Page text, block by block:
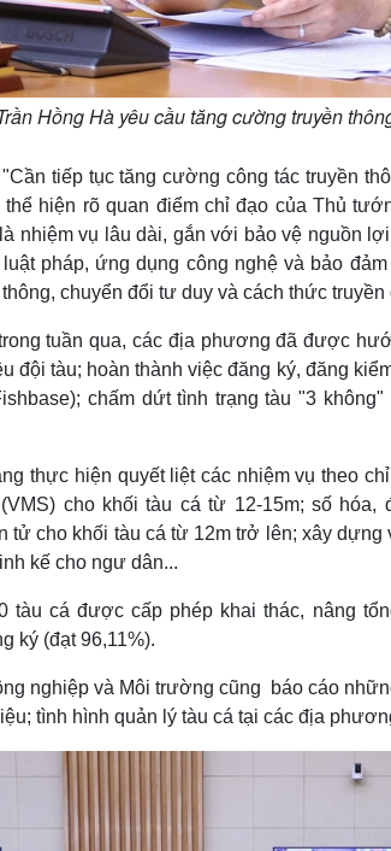
Hồng Hà yêu cầu tăng cường truyền
tiếp tục tăng cường công tác truyền
thể hiện rõ quan điểm chỉ đạo của Thủ
nhiệm vụ lâu dài, gắn với bảo vệ nguồn
pháp, ứng dụng công nghệ và bảo
chuyển đổi tư duy và cách thức
tuần qua, các địa phương đã được
đội tàu; hoàn thành việc đăng ký, đăng
chấm dứt tình trạng tàu "3
thực hiện quyết liệt các nhiệm vụ theo
cho khối tàu cá từ 12-15m; số
tử cho khối tàu cá từ 12m trở lên; xây
kế cho ngư dân...
tàu cá được cấp phép khai thác, nâng
ký (đạt 96,11%).
nghiệp và Môi trường cũng báo cáo
tình hình quản lý tàu cá tại các địa